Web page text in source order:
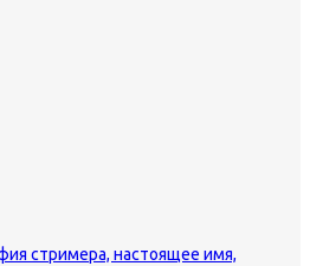
стримера, настоящее имя,